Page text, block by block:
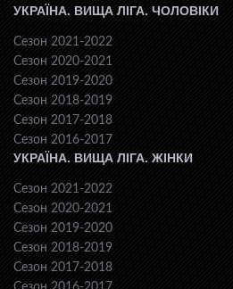
УКРАЇНА. ВИЩА ЛІГА. ЧОЛОВІКИ
Сезон 2021-2022
Сезон 2020-2021
Сезон 2019-2020
Сезон 2018-2019
Сезон 2017-2018
Сезон 2016-2017
УКРАЇНА. ВИЩА ЛІГА. ЖІНКИ
Сезон 2021-2022
Сезон 2020-2021
Сезон 2019-2020
Сезон 2018-2019
Сезон 2017-2018